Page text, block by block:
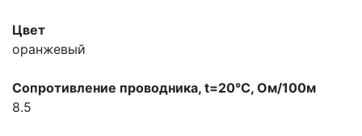
Цвет
оранжевый
Сопpотивление пpоводника, t=20°С, Ом/100м
8.5